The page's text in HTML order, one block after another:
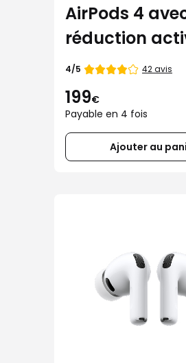
AirPods 4
réduction
bruit
Note
4/5 42 avis
199€
Payable en 4 fois
Ajouter au